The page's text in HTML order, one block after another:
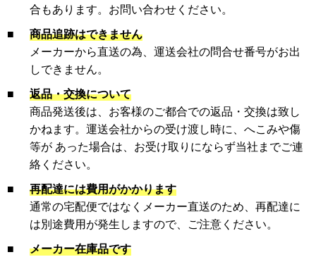
合もあります。お問い合わせください。
■
商品追跡はできません
メーカーから直送の為、運送会社の問合せ番号がお出
しできません。
■
返品・交換について
商品発送後は、お客様のご都合での返品・交換は致し
かねます。運送会社からの受け渡し時に、へこみや傷
等が あった場合は、お受け取りにならず当社までご連
絡ください。
■
再配達には費用がかかります
通常の宅配便ではなくメーカー直送のため、再配達に
は別途費用が発生しますので、ご注意ください。
■
メーカー在庫品です